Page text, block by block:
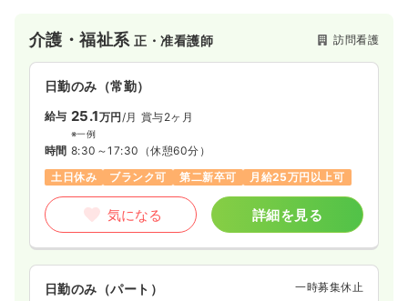
介護・福祉系正・准看護師 訪問看護
日勤のみ（常勤）
給与 25.1万円/月 賞与2ヶ月
※一例
時間 8:30～17:30 （休憩60分）
土日休み
ブランク可 第二新卒可 月給25万円以上可
気になる 詳細を見る
日勤のみ（パート） 一時募集休止